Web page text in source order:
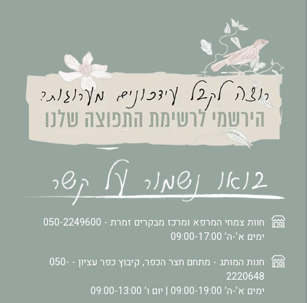
חוות צמחי המרפא ומרכז מבקרים זמרת - 050-2249600
ימים א’-ה’ 09:00-17:00
חנות המותג - מתחם חצר הכפר, קיבוץ כפר עציון - 050-
2220648
ימים א’-ה’ 09:00-19:00 | יום ו’ 09:00-13:00